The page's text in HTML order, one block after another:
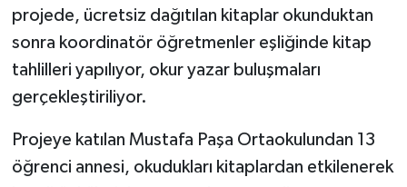
projede, ücretsiz dağıtılan kitaplar okunduktan
sonra koordinatör öğretmenler eşliğinde kitap
tahlilleri yapılıyor, okur yazar buluşmaları
gerçekleştiriliyor.
Projeye katılan Mustafa Paşa Ortaokulundan 13
öğrenci annesi, okudukları kitaplardan etkilenerek